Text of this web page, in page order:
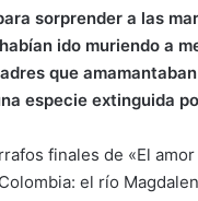
sorprender a las
ido muriendo a
que
especie extinguida
finales de «El
el río